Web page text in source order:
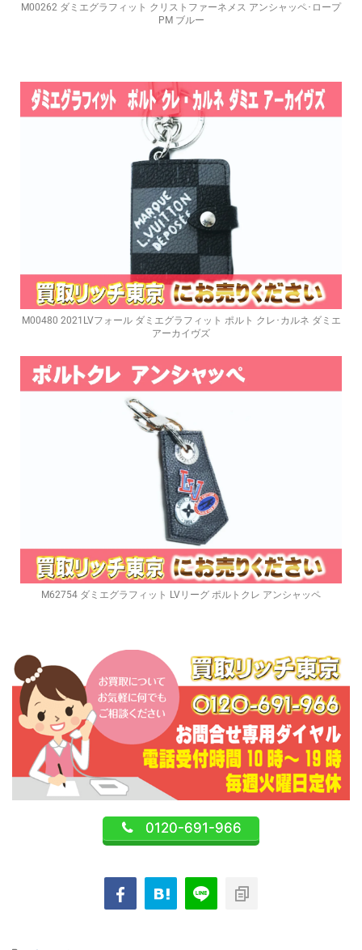
M00262 ダミエグラフィット クリストファーネメス アンシャッペ･ロープ
PM ブルー
M00480 2021LVフォール ダミエグラフィット ポルト クレ･カルネ ダミエ
アーカイヴズ
M62754 ダミエグラフィット LVリーグ ポルトクレ アンシャッペ
0120-691-966